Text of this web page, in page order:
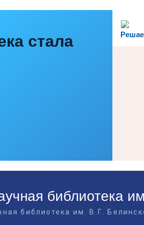
стала
библиотека
библиотека им. В.Г.